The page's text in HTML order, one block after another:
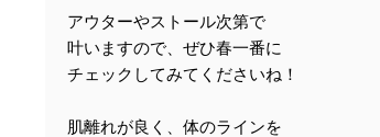
アウターやストール次第で
叶いますので、ぜひ春一番に
チェックしてみてくださいね！
肌離れが良く、体のラインを